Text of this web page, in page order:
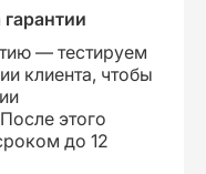
— тестируем
клиента, чтобы
этого
до 12